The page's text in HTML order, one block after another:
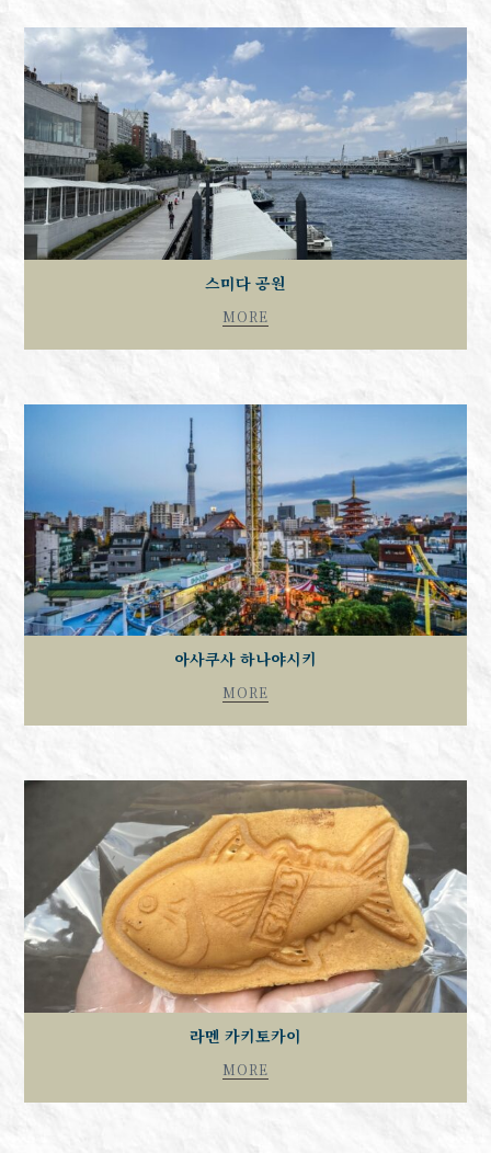
스미다 공원
MORE
아사쿠사 하나야시키
MORE
라멘 카키토카이
MORE